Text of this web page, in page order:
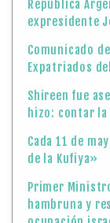
República
expresidente
Comunicado
Expatriados
Shireen fue
hizo: contar la
Cada 11 de
de la Kufiya»
Primer
hambruna y